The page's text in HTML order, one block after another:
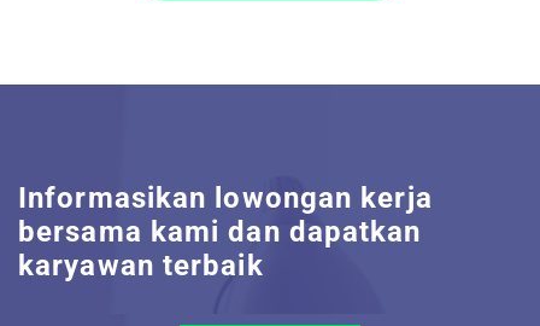
Informasikan lowongan kerja
bersama kami dan dapatkan
karyawan terbaik